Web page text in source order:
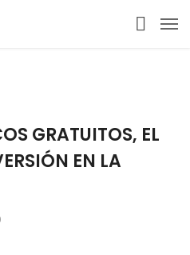
GRATUITOS, EL
EN LA